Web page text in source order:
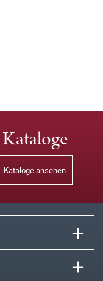
Kataloge
Kataloge ansehen